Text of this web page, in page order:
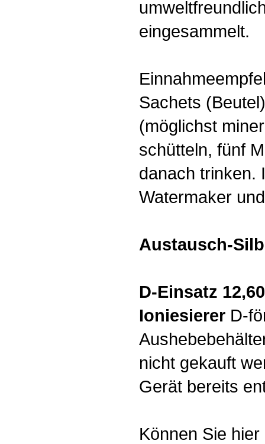
eingesammelt.
Sachets
(möglichst
schütteln, fünf
danach trinken.
Watermaker
Austausch-
D-Einsatz
Ioniesierer D-
nicht gekauft
Gerät bereits
Können Sie